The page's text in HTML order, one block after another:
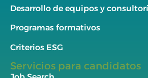
Desarrollo de equipos y
Programas formativos
Criterios ESG
Servicios para candidatos